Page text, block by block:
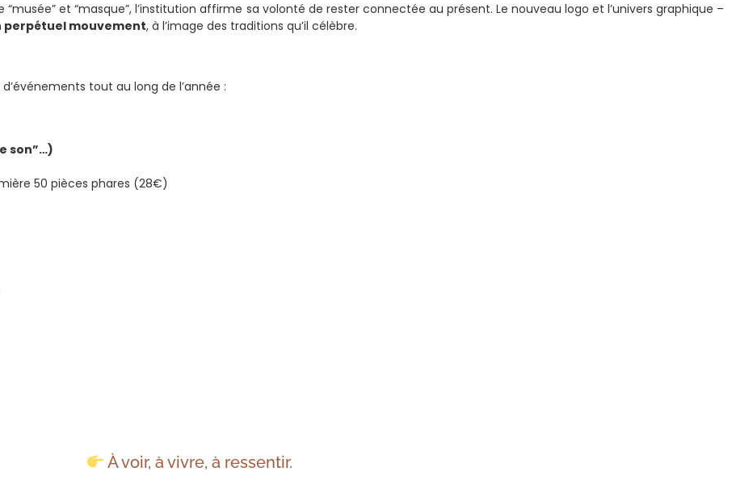
et “masque”, l’institution affirme sa volonté de rester connectée au présent. Le nouveau logo et l’univers graphique –
perpétuel mouvement, à l’image des traditions qu’il célèbre.
tout au long de l’année :
son”…)
50 pièces phares (28€)
À voir, à vivre, à ressentir.